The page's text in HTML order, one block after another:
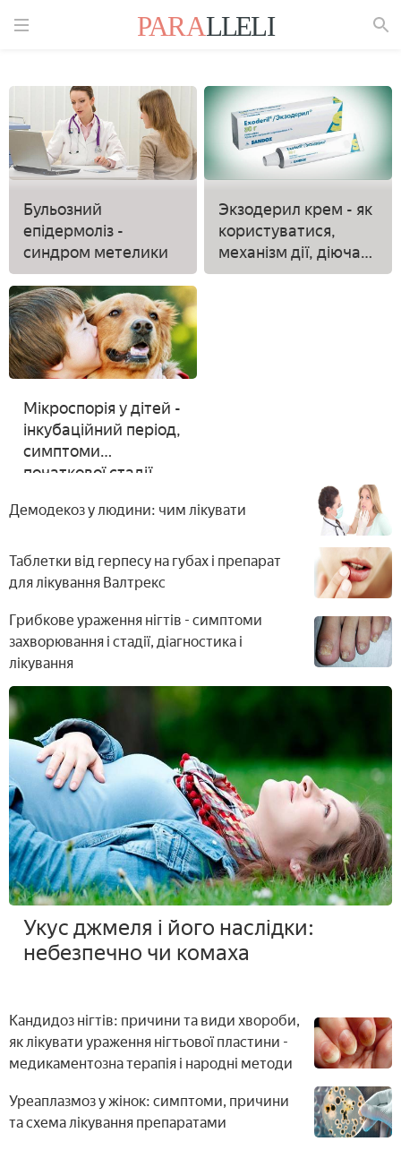
Бульозний
епідермоліз -
синдром метелики
Экзодерил крем - як
користуватися,
механізм дії, діюча
речовина,
Мікроспорія у дітей -
інкубаційний період,
симптоми
початкової стадії,
дитячому садку
Демодекоз у людини: чим лікувати
Таблетки від герпесу на губах і препарат
для лікування Валтрекс
Грибкове ураження нігтів - симптоми
захворювання і стадії, діагностика і
лікування
Укус джмеля і його наслідки:
небезпечно чи комаха
Кандидоз нігтів: причини та види хвороби,
як лікувати ураження нігтьової пластини -
медикаментозна терапія і народні методи
Уреаплазмоз у жінок: симптоми, причини
та схема лікування препаратами